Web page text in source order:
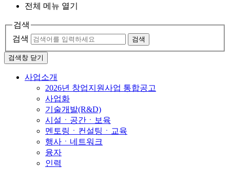
전체 메뉴 열기
검색
검색
검색
검색창 닫기
사업소개
2026년 창업지원사업 통합공고
사업화
기술개발(R&D)
시설ㆍ공간ㆍ보육
멘토링ㆍ컨설팅ㆍ교육
행사ㆍ네트워크
융자
인력